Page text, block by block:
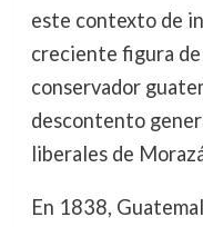
este contexto de
creciente figura
conservador
descontento
liberales de
En 1838,